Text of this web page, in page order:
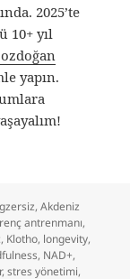
2025’te
yıl
yapın.
,Akdeniz
antrenmanı,
, Klotho, longevity,
, NAD+,
,stres yönetimi,